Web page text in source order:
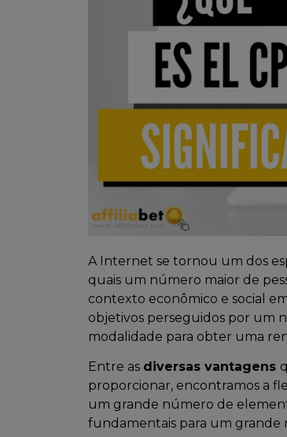
A Internet se tornou um dos
quais um número maior de
contexto econômico e social
objetivos perseguidos por um
modalidade para obter uma
Entre as diversas vantagens
proporcionar, encontramos a
um grande número de
fundamentais para um grande